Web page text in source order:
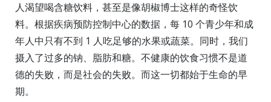
人渴望喝含糖饮料，甚至是像胡椒博士这样的奇怪饮
料。根据疾病预防控制中心的数据，每 10 个青少年和成
年人中只有不到 1 人吃足够的水果或蔬菜。同时，我们
摄入了过多的钠、脂肪和糖。不健康的饮食习惯不是道
德的失败，而是社会的失败。而这一切都始于生命的早
期。